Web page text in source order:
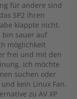
für andere sind
SP2 ihren
klappte nicht.
bin sauer auf
möglichkeit
frei und mit den
Ich möchte
suchen oder
kein Linux Fan.
zu AV XP